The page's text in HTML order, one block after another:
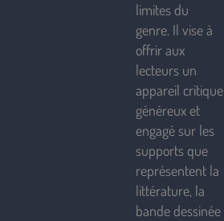
limites du
genre. Il vise à
offrir aux
lecteurs un
appareil critique
généreux et
engagé sur les
supports que
représentent la
littérature, la
bande dessinée